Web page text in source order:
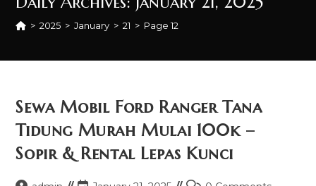
> 2025 > January > 21 > Page 12
Sewa Mobil Ford Ranger Tana
Tidung Murah Mulai 100k –
Sopir & Rental Lepas Kunci